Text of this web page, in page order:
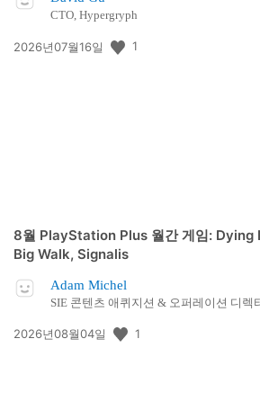
CTO, Hypergryph
공
2026년07월16일 1
8월 PlayStation Plus 월간 게임:
Big Walk, Signalis
Adam Michel
SIE 콘텐츠 애퀴지션 & 오퍼레이션 디렉
공
2026년08월04일 1